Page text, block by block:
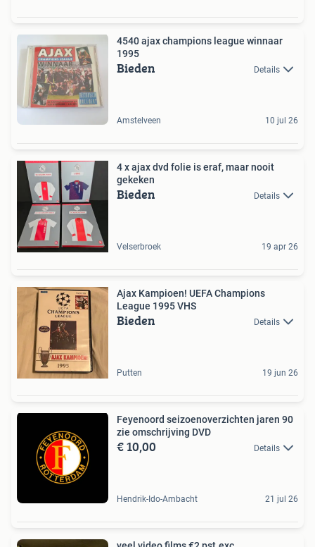
4540 ajax champions league winnaar
1995
Bieden Details
Amstelveen 10 jul 26
4 x ajax dvd folie is eraf, maar nooit
gekeken
Bieden Details
Velserbroek 19 apr 26
Ajax Kampioen! UEFA Champions
League 1995 VHS
Bieden Details
Putten 19 jun 26
Feyenoord seizoenoverzichten jaren 90
zie omschrijving DVD
€ 10,00 Details
Hendrik-Ido-Ambacht 21 jul 26